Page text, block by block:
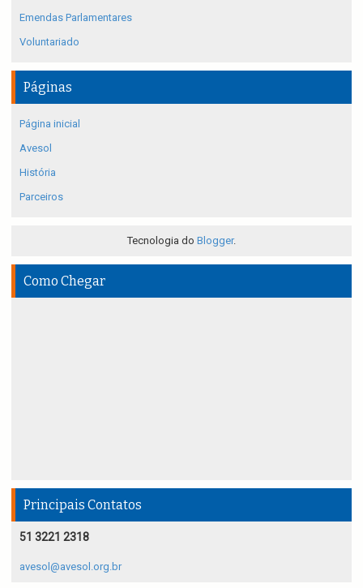
Emendas Parlamentares
Voluntariado
Páginas
Página inicial
Avesol
História
Parceiros
Tecnologia do Blogger.
Como Chegar
Principais Contatos
51 3221 2318
avesol@avesol.org.br